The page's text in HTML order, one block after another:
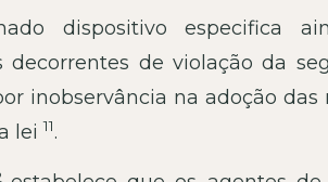
dispositivo especifica
de violação da
inobservância na adoção das
lei 11.